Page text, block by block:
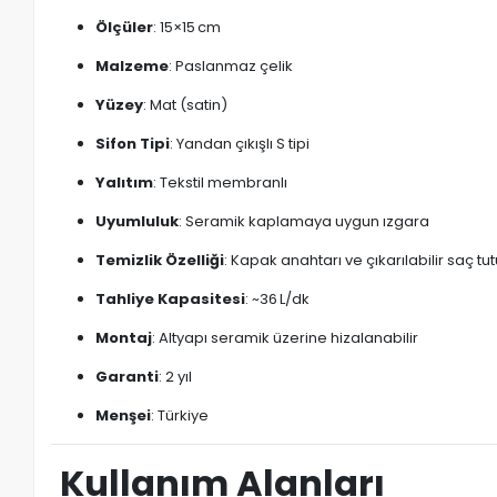
Ölçüler: 15×15 cm
Malzeme: Paslanmaz çelik
Yüzey: Mat (satin)
Sifon Tipi: Yandan çıkışlı S tipi
Yalıtım: Tekstil membranlı
Uyumluluk: Seramik kaplamaya uygun ızgara
Temizlik Özelliği: Kapak anahtarı ve çıkarılabilir saç
Tahliye Kapasitesi: ~36 L/dk
Montaj: Altyapı seramik üzerine hizalanabilir
Garanti: 2 yıl
Menşei: Türkiye
Kullanım Alanları